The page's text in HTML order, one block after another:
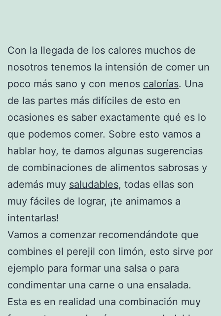
Con la llegada de los calores muchos de
nosotros tenemos la intensión de comer un
poco más sano y con menos calorías. Una
de las partes más difíciles de esto en
ocasiones es saber exactamente qué es lo
que podemos comer. Sobre esto vamos a
hablar hoy, te damos algunas sugerencias
de combinaciones de alimentos sabrosas y
además muy saludables, todas ellas son
muy fáciles de lograr, ¡te animamos a
intentarlas!
Vamos a comenzar recomendándote que
combines el perejil con limón, esto sirve por
ejemplo para formar una salsa o para
condimentar una carne o una ensalada.
Esta es en realidad una combinación muy